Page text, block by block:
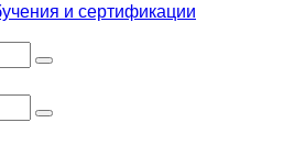
и сертификации